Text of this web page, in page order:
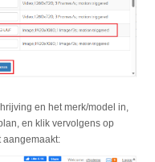
en het merk/model in,
en klik vervolgens op
aangemaakt: